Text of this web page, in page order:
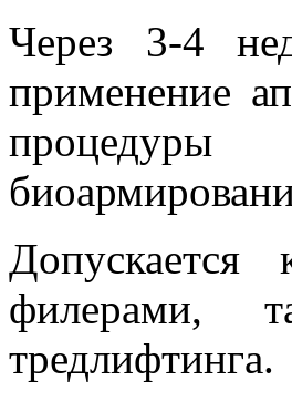
Через 3-4
применение
процедуры
Допускается
филерами,
тредлифтинга.